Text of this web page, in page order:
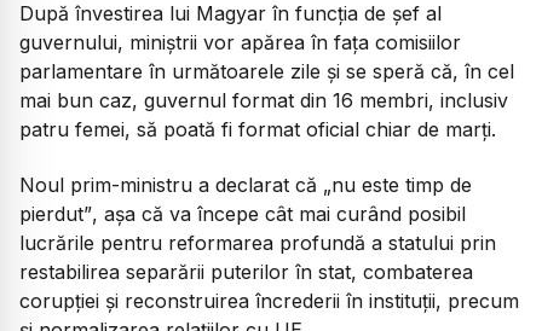
După învestirea lui Magyar în funcția de șef al
guvernului, miniștrii vor apărea în fața comisiilor
parlamentare în următoarele zile și se speră că, în cel
mai bun caz, guvernul format din 16 membri, inclusiv
patru femei, să poată fi format oficial chiar de marți.
Noul prim-ministru a declarat că „nu este timp de
pierdut”, așa că va începe cât mai curând posibil
lucrările pentru reformarea profundă a statului prin
restabilirea separării puterilor în stat, combaterea
corupției și reconstruirea încrederii în instituții, precum